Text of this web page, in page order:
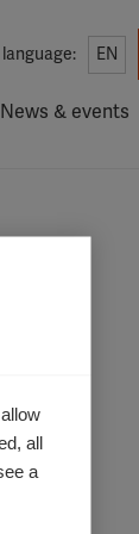
EN
News & events
all
a